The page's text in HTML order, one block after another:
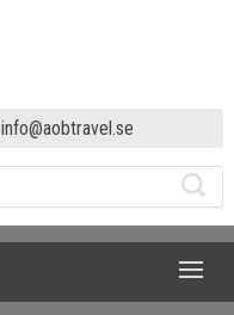
info@aobtravel.se